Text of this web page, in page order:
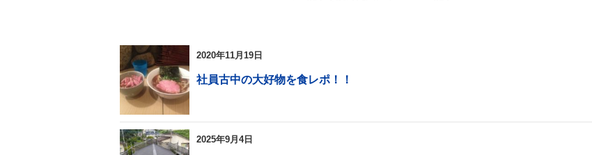
2020年11月19日
社員古中の大好物を食レポ！！
2025年9月4日